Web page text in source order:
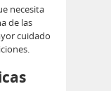
necesita
de las
cuidado